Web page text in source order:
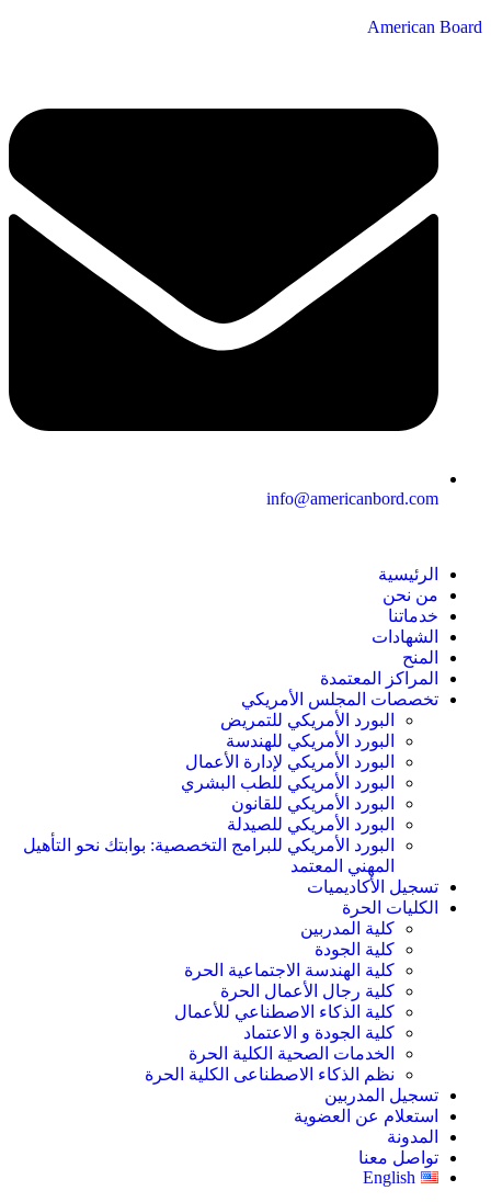
American Board
info@americanbord.com
الرئيسية
من نحن
خدماتنا
الشهادات
المنح
المراكز المعتمدة
تخصصات المجلس الأمريكي
البورد الأمريكي للتمريض
البورد الأمريكي للهندسة
البورد الأمريكي لإدارة الأعمال
البورد الأمريكي للطب البشري
البورد الأمريكي للقانون
البورد الأمريكي للصيدلة
البورد الأمريكي للبرامج التخصصية: بوابتك نحو التأهيل
المهني المعتمد
تسجيل الأكاديميات
الكليات الحرة
كلية المدربين
كلية الجودة
كلية الهندسة الاجتماعية الحرة
كلية رجال الأعمال الحرة
كلية الذكاء الاصطناعي للأعمال
كلية الجودة و الاعتماد
الخدمات الصحية الكلية الحرة
نظم الذكاء الاصطناعى الكلية الحرة
تسجيل المدربين
استعلام عن العضوية
المدونة
تواصل معنا
English